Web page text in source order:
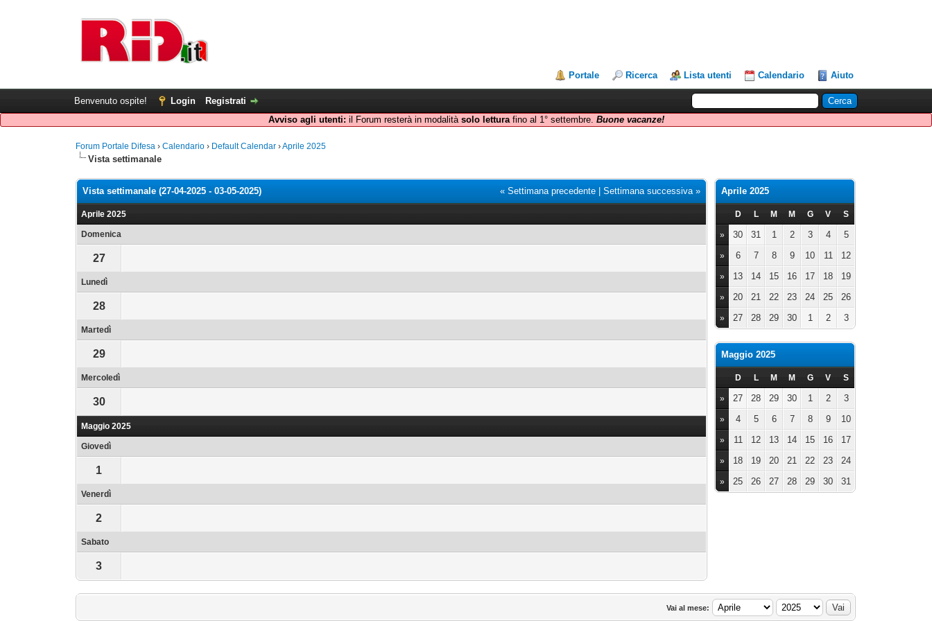
Portale Ricerca Lista utenti Calendario Aiuto
Benvenuto ospite! Login
Registrati
Avviso agli utenti: il Forum resterà in modalità solo letturafino al 1° settembre. Buone vacanze!
Forum Portale Difesa ›Calendario › Default Calendar ›Aprile 2025
Vista settimanale
« Settimana precedente |Settimana successiva »
Vista settimanale (27-04-2025 - 03-05-2025)
Aprile 2025
Domenica
27
Lunedì
28
Martedì
29
Mercoledì
30
Maggio 2025
Giovedì
1
Venerdì
2
Sabato
3
Aprile 2025
D L M M G V S
» 30 31 1 2 3 4 5
» 6 7 8 9 10 11 12
» 13 14 15 16 17 18 19
» 20 21 22 23 24 25 26
» 27 28 29 30 1 2 3
Maggio 2025
D L M M G V S
» 27 28 29 30 1 2 3
» 4 5 6 7 8 9 10
» 11 12 13 14 15 16 17
» 18 19 20 21 22 23 24
» 25 26 27 28 29 30 31
Vai al mese: